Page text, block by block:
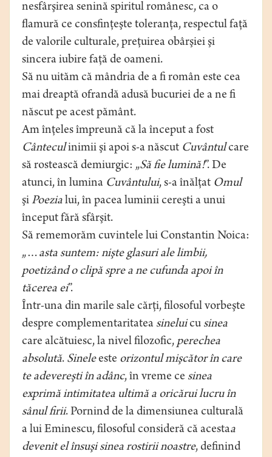
nesfârşirea senină spiritul românesc, ca o
flamură ce consfinţeşte toleranţa, respectul faţă
de valorile culturale, preţuirea obârşiei şi
sincera iubire faţă de oameni.
Să nu uităm că mândria de a fi român este cea
mai dreaptă ofrandă adusă bucuriei de a ne fi
născut pe acest pământ.
Am înţeles împreună că la început a fost
Cânteculinimii şi apoi s-a născut Cuvântulcare
să rostească demiurgic: „Să fie lumină!”. De
atunci, în lumina Cuvântului, s-a înălţat Omul
şiPoezialui, în pacea luminii cereşti a unui
început fără sfârşit.
Să rememorăm cuvintele lui Constantin Noica:
„…asta suntem: nişte glasuri ale limbii,
poetizând o clipă spre a ne cufunda apoi în
tăcerea ei”.
Într-una din marile sale cărţi, filosoful vorbeşte
despre complementaritatea sineluicu sinea
care alcătuiesc, la nivel filozofic, perechea
absolută. Sineleeste orizontul mişcător în care
te adevereşti în adânc, în vreme ce sinea
exprimă intimitatea ultimă a oricărui lucru în
sânul firii. Pornind de la dimensiunea culturală
a lui Eminescu, filosoful consideră că acestaa
devenit el însuşi sinea rostirii noastre, definind